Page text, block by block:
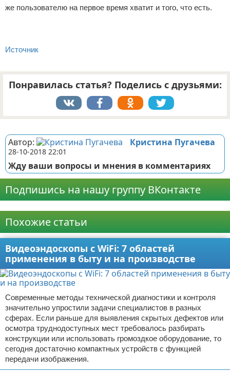
же пользователю на первое время хватит и того, что есть.
Источник
Понравилась статья? Поделись с друзьями:
Автор: Кристина Пугачева
28-10-2018 22:01
Жду ваши вопросы и мнения в комментариях
Подпишись на нашу группу ВКонтакте
Похожие статьи
Видеоэндоскопы с WiFi: 7 областей
применения в быту и на производстве
Современные методы технической диагностики и контроля
значительно упростили задачи специалистов в разных
сферах. Если раньше для выявления скрытых дефектов или
осмотра труднодоступных мест требовалось разбирать
конструкции или использовать громоздкое оборудование, то
сегодня достаточно компактных устройств с функцией
передачи изображения.